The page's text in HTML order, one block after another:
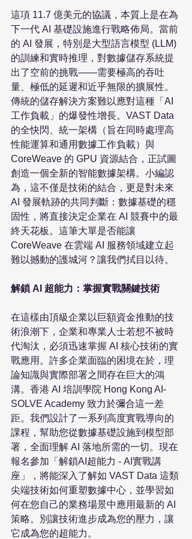
這項 11.7 億美元的協議，本質上是在為
下一代 AI 基礎設施進行戰略佈局。當前
的 AI 發展，特別是大型語言模型 (LLM)
的訓練和實時推理，對數據儲存系統提
出了空前的挑戰——需要極高的吞吐
量、極低的延遲和近乎無限的擴展性。
傳統的儲存解決方案難以應對這種「AI
工作負載」的爆發性增長。VAST Data
的全快閃、統一架構（旨在同時處理高
性能運算和通用數據工作負載）與
CoreWeave 的 GPU 資源結合，正試圖
創造一個全新的智能數據架構。小編認
為，這不僅是技術的結合，更是對未來
AI 發展軌跡的共同判斷：數據基礎的穩
固性，將直接決定企業在 AI 競賽中的最
終天花板。這筆大單是否能讓
CoreWeave 在雲端 AI 服務領域建立起
難以撼動的護城河？讓我們拭目以待。
解鎖 AI 超能力：掌握實戰關鍵技術
在這樣由頂級企業以巨額資金推動的技
術浪潮下，企業和專業人士若想不被時
代淘汰，必須迅速掌握 AI 核心技術的實
戰應用。許多企業面臨的困境在於，理
論知識與實際部署之間存在巨大的鴻
溝。香港 AI 培訓學院 Hong Kong AI-
SOLVE Academy 致力於彌合這一差
距。我們設計了一系列高度實戰導向的
課程，幫助您從數據基礎設施到模型部
署，全面理解 AI 落地所需的一切。現在
報名參加「解鎖AI超能力 - AI實戰講
座」，將能深入了解如 VAST Data 這類
尖端技術如何重塑數據中心，並學習如
何在您自己的業務場景中應用最新的 AI
策略。別讓技術進步成為您的壓力，讓
它成為您的超能力。